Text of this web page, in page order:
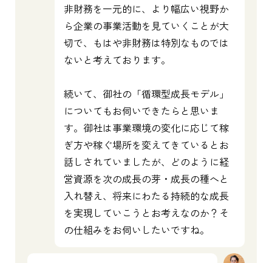
非財務を一元的に、より幅広い視野か
ら企業の事業活動を見ていくことが大
切で、もはや非財務は特別なものでは
ないと考えております。
続いて、御社の「循環型成長モデル」
についてもお伺いできたらと思いま
す。御社は事業環境の変化に応じて稼
ぎ方や稼ぐ場所を変えてきているとお
話しされていましたが、どのように経
営資源を次の成長の芽・成長の種へと
入れ替え、将来にわたる持続的な成長
を実現していこうとお考えなのか？そ
の仕組みをお伺いしたいですね。